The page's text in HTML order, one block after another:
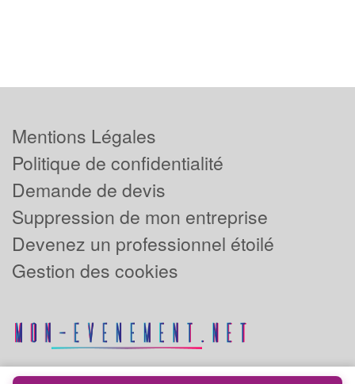
Mentions Légales
Politique de confidentialité
Demande de devis
Suppression de mon entreprise
Devenez un professionnel étoilé
Gestion des cookies